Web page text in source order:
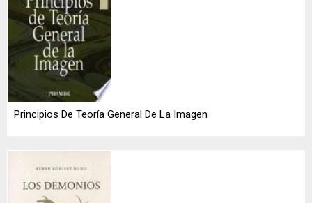
Principios De Teoría General De La Imagen